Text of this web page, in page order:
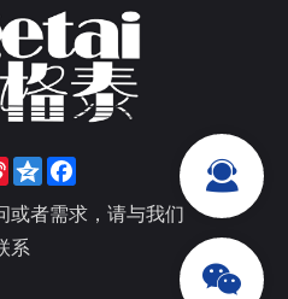
Sina
Weibo
Qzone
或者需求，请与我们
系